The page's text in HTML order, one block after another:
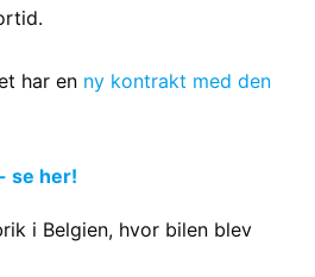
har en ny kontrakt med den
se her!
i Belgien, hvor bilen blev